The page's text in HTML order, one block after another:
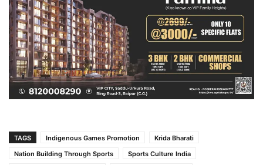
TAGS Indigenous Games Promotion
Krida Bharati
Nation Building Through Sports
Sports Culture India